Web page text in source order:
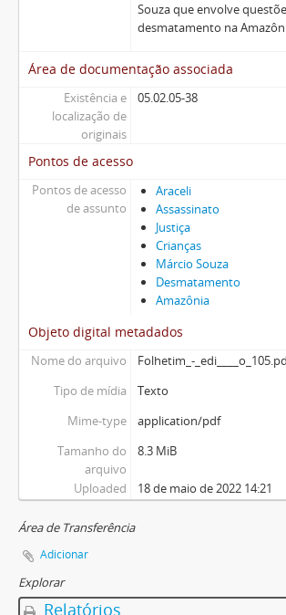
Souza que envolve
desmatamento na
Área de documentação associada
Existência e
localização de
originais
05.02.05-38
Pontos de acesso
Pontos de acesso
de assunto
Araceli
Assassinato
Justiça
Crianças
Márcio Souza
Desmatamento
Amazônia
Objeto digital metadados
Nome do arquivo
Folhetim_-
Tipo de mídia
Texto
Mime-type
application/pdf
Tamanho do
arquivo
8.3 MiB
Uploaded 18 de maio de 2022 14:21
Área de Transferência
Adicionar
Explorar
Relatórios